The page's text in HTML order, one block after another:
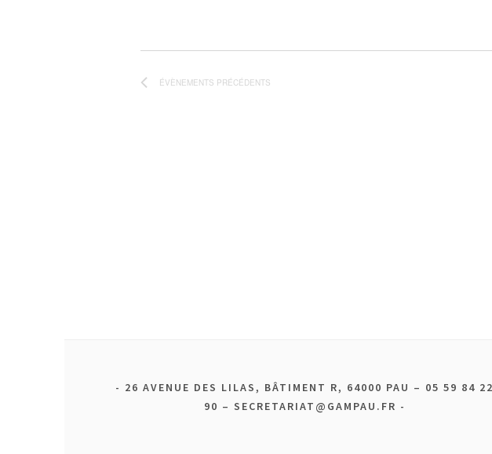
ÉVÈNEMENTS PRÉCÉDENTS
26 AVENUE DES LILAS, BÂTIMENT R, 64000 PAU – 05 59 84 22
90 – SECRETARIAT@GAMPAU.FR